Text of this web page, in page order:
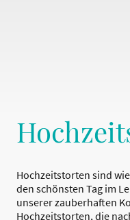
Hochzeitstorten sind
den schönsten Tag im
unserer zauberhaften
Hochzeitstorten, die